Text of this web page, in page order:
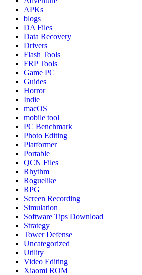
APKs
blogs
DA Files
Data Recovery
Drivers
Flash Tools
FRP Tools
Game PC
Guides
Horror
Indie
macOS
mobile tool
PC Benchmark
Photo Editing
Platformer
Portable
QCN Files
Rhythm
Roguelike
RPG
Screen Recording
Simulation
Software Tips Download
Strategy
Tower Defense
Uncategorized
Utility
Video Editing
Xiaomi ROM